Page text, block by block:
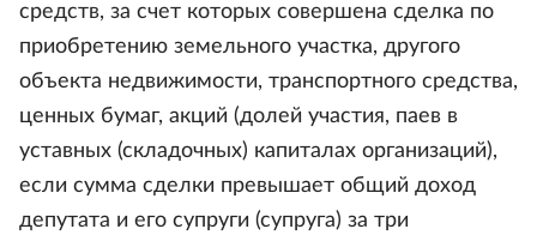
средств, за счет которых совершена сделка по
приобретению земельного участка, другого
объекта недвижимости, транспортного средства,
ценных бумаг, акций (долей участия, паев в
уставных (складочных) капиталах организаций),
если сумма сделки превышает общий доход
депутата и его супруги (супруга) за три